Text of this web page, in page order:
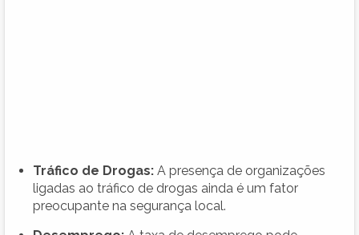
Tráfico de Drogas: A presença de organizações
ligadas ao tráfico de drogas ainda é um fator
preocupante na segurança local.